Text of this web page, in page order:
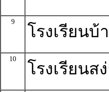
9
โรงเรียนบ้
10
โรงเรียน